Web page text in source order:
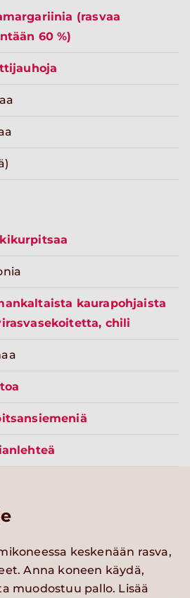
(rasvaa
60 %)
kaurapohjaista
chili
keskenään rasva,
Anna koneen käydä,
muodostuu pallo. Lisää